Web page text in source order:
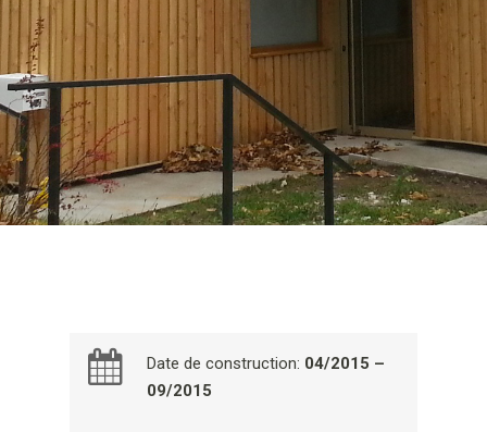
Date de construction: 04/2015 –
09/2015